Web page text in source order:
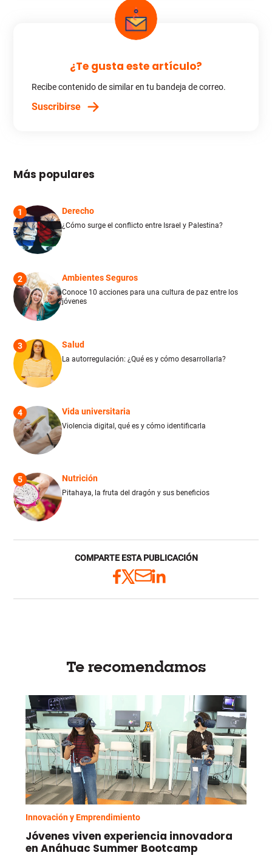
¿Te gusta este artículo?
Recibe contenido de similar en tu bandeja de correo.
Suscribirse
Más populares
1 Derecho
¿Cómo surge el conflicto entre Israel y Palestina?
2 Ambientes Seguros
Conoce 10 acciones para una cultura de paz entre los
jóvenes
3 Salud
La autorregulación: ¿Qué es y cómo desarrollarla?
4 Vida universitaria
Violencia digital, qué es y cómo identificarla
5 Nutrición
Pitahaya, la fruta del dragón y sus beneficios
COMPARTE ESTA PUBLICACIÓN
Te recomendamos
Innovación y Emprendimiento
Jóvenes viven experiencia innovadora
en Anáhuac Summer Bootcamp